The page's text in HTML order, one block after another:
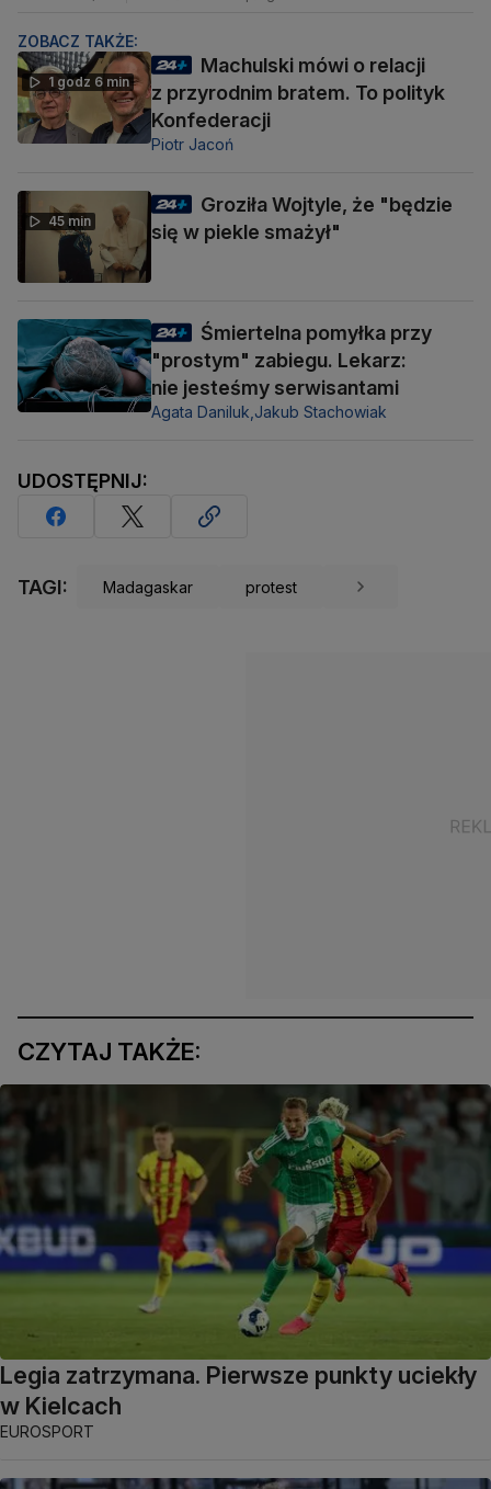
ZOBACZ TAKŻE:
1 godz 6 min
Machulski mówi o relacji
z przyrodnim bratem. To polityk
Konfederacji
Piotr Jacoń
45 min
Groziła Wojtyle, że "będzie
się w piekle smażył"
Śmiertelna pomyłka przy
"prostym" zabiegu. Lekarz:
nie jesteśmy serwisantami
Agata Daniluk, Jakub Stachowiak
UDOSTĘPNIJ:
TAGI: Madagaskar protest
CZYTAJ TAKŻE:
Legia zatrzymana. Pierwsze punkty uciekły
w Kielcach
EUROSPORT